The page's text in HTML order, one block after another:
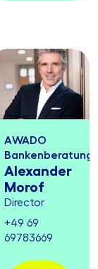
AWADO
Bankenberatung
Alexander
Morof
Director
+49 69
69783669